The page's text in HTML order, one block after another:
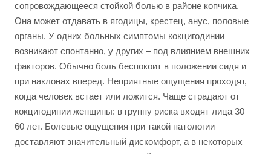
сопровождающееся стойкой болью в районе копчика.
Она может отдавать в ягодицы, крестец, анус, половые
органы. У одних больных симптомы кокцигодинии
возникают спонтанно, у других – под влиянием внешних
факторов. Обычно боль беспокоит в положении сидя и
при наклонах вперед. Неприятные ощущения проходят,
когда человек встает или ложится. Чаще страдают от
кокцигодинии женщины: в группу риска входят лица 30–
60 лет. Болевые ощущения при такой патологии
доставляют значительный дискомфорт, а в некоторых